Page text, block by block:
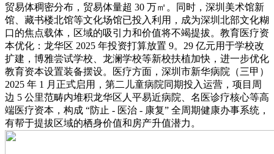
贸易体稠密分布，贸易体量超 30 万㎡。同时，深圳美术馆新
馆、藏书楼北馆等文化场馆已投入利用，成为深圳北部文化糊
口的焦点载体，区域的吸引力和价值将不竭提拔。教育医疗资
本优化：龙华区 2025 年投资打算放置 9。29 亿元用于学校改
扩建，博雅尝试学校、龙澜学校等新校扶植加快，进一步优化
教育资本设置装备摆设。医疗方面，深圳市新华病院（三甲）
2025 年 1 月正式启用，第二儿童病院同期投入运营，项目周
边 5 公里范畴内堆积龙华区人平易近病院、名医诊疗核心等高
端医疗资本，构成 “防止 - 医治 - 康复” 全周期健康办事系统，
有帮于提拔区域的栖身价值和房产升值潜力。